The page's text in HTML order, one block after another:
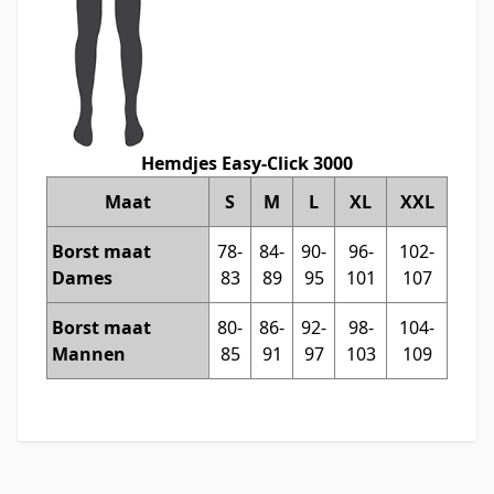
Hemdjes Easy-Click 3000
Maat
S M L XL XXL
Borst maat
Dames
78-
83
84-
89
90-
95
96-
101
102-
107
Borst maat
Mannen
80-
85
86-
91
92-
97
98-
103
104-
109